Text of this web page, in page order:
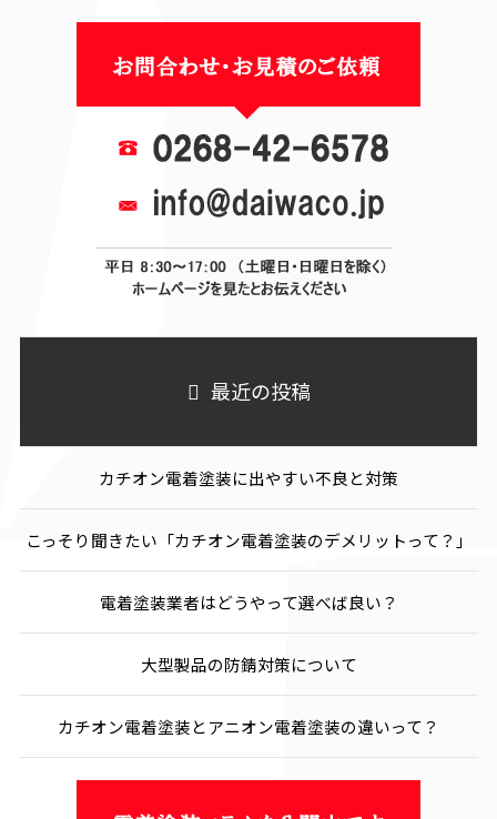
最近の投稿
カチオン電着塗装に出やすい不良と対策
こっそり聞きたい「カチオン電着塗装のデメリットって？」
電着塗装業者はどうやって選べば良い？
大型製品の防錆対策について
カチオン電着塗装とアニオン電着塗装の違いって？